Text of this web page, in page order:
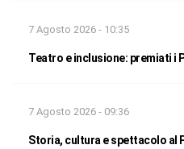
7 Agosto 2026 - 10:35
Teatro e inclusione: premiati i
7 Agosto 2026 - 09:36
Storia, cultura e spettacolo al